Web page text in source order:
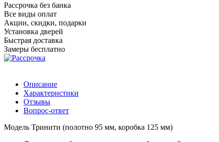
Рассрочка без банка
Все виды оплат
Акции, скидки, подарки
Установка дверей
Быстрая доставка
Замеры бесплатно
Описание
Характеристики
Отзывы
Вопрос-ответ
Модель Тринити (полотно 95 мм, коробка 125 мм)